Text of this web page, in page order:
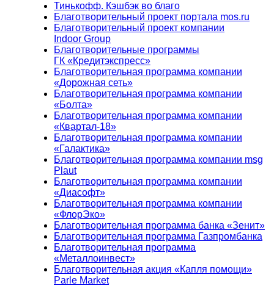
Тинькофф. Кэшбэк во благо
Благотворительный проект портала mos.ru
Благотворительный проект компании
Indoor Group
Благотворительные программы
ГК «Кредитэкспресс»
Благотворительная программа компании
«Дорожная сеть»
Благотворительная программа компании
«Болта»
Благотворительная программа компании
«Квартал-18»
Благотворительная программа компании
«Галактика»
Благотворительная программа компании msg
Plaut
Благотворительная программа компании
«Диасофт»
Благотворительная программа компании
«ФлорЭко»
Благотворительная программа банка «Зенит»
Благотворительная программа Газпромбанка
Благотворительная программа
«Металлоинвест»
Благотворительная акция «Капля помощи»
Parle Market